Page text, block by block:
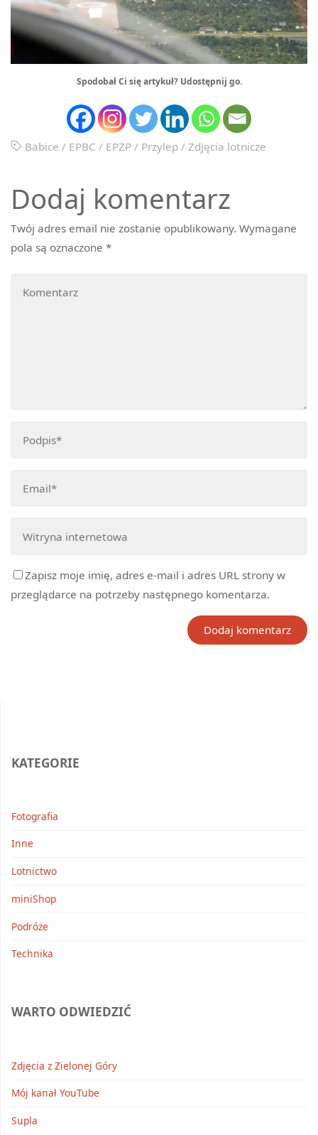
Spodobał Ci się artykuł? Udostępnij go.
Babice / EPBC / EPZP/ Przylep/ Zdjęcia lotnicze
Dodaj komentarz
Twój adres email nie zostanie opublikowany. Wymagane
pola są oznaczone*
Zapisz moje imię, adres e-mail i adres URL strony w
przeglądarce na potrzeby następnego komentarza.
KATEGORIE
Fotografia
Inne
Lotnictwo
miniShop
Podróże
Technika
WARTO ODWIEDZIĆ
Zdjęcia z Zielonej Góry
Mój kanał YouTube
Supla